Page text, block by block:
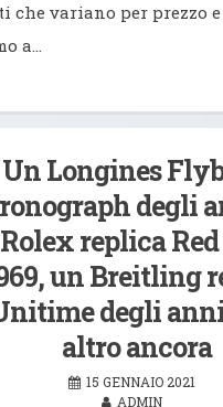
che variano per prezzo
a…
Un Longines
degli
replica Red
un Breitling
degli anni
altro ancora
15 GENNAIO 2021
ADMIN